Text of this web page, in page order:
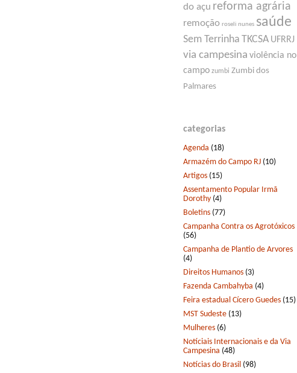
do açu reforma agrária
remoção roseli nunes saúde
Sem Terrinha TKCSA UFRRJ
via campesina violência no
campo zumbi Zumbi dos
Palmares
categorias
Agenda (18)
Armazém do Campo RJ (10)
Artigos (15)
Assentamento Popular Irmã
Dorothy (4)
Boletins (77)
Campanha Contra os Agrotóxicos
(56)
Campanha de Plantio de Arvores
(4)
Direitos Humanos (3)
Fazenda Cambahyba (4)
Feira estadual Cícero Guedes (15)
MST Sudeste (13)
Mulheres (6)
Notíciais Internacionais e da Via
Campesina (48)
Notícias do Brasil (98)